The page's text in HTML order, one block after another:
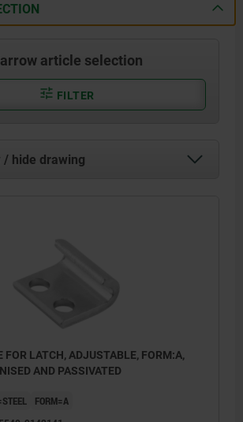
article selection
FILTER
/ hide drawing
FOR LATCH, ADJUSTABLE, FORM:A,
AND PASSIVATED
FORM=A